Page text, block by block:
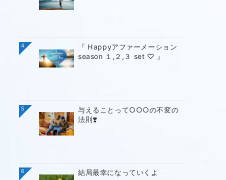
4
『 Happyアファーメーション
season １,２,３ set ♡ 』
5
与えることって○○○の不変の
法則❣️
6 結局最幸になっていくよ